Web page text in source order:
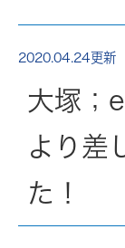
2020.04.24更新
大塚；
より差
た！